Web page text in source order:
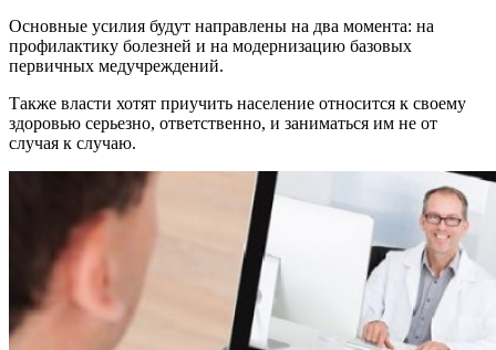
Основные усилия будут направлены на два момента: на
профилактику болезней и на модернизацию базовых
первичных медучреждений.
Также власти хотят приучить население относится к своему
здоровью серьезно, ответственно, и заниматься им не от
случая к случаю.